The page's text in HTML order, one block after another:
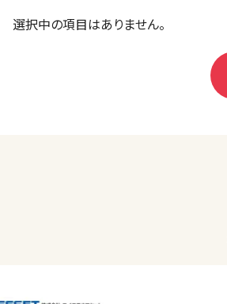
選択中の項目はありません。